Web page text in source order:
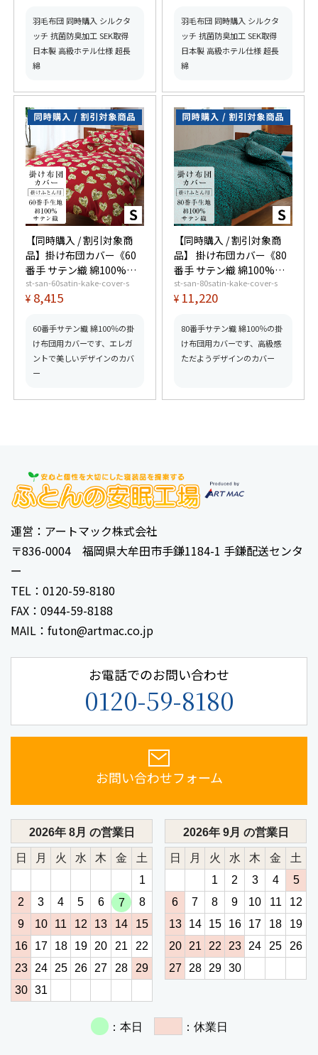
羽毛布団 同時購入 シルクタ
ッチ 抗菌防臭加工 SEK取得
日本製 高級ホテル仕様 超長
綿
羽毛布団 同時購入 シルクタ
ッチ 抗菌防臭加工 SEK取得
日本製 高級ホテル仕様 超長
綿
【同時購入 / 割引対象商
品】掛け布団カバー《60
番手 サテン織 綿100%》
シングル
st-san-60satin-kake-cover-s
¥ 8,415
60番手サテン織 綿100％の掛
け布団用カバーです、エレガ
ントで美しいデザインのカバ
ー
【同時購入 / 割引対象商
品】 掛け布団カバー《80
番手 サテン織 綿100%》
シングル
st-san-80satin-kake-cover-s
¥ 11,220
80番手サテン織 綿100％の掛
け布団用カバーです、高級感
ただようデザインのカバー
運営：アートマック株式会社
〒836-0004 福岡県大牟田市手鎌1184-1 手鎌配送センタ
ー
TEL：0120-59-8180
FAX：0944-59-8188
MAIL：futon@artmac.co.jp
お電話でのお問い合わせ
0120-59-8180
お問い合わせフォーム